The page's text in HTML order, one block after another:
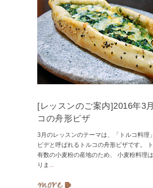
[レッスンのご案内]2016年3
コの舟形ピザ
3月のレッスンのテーマは、「トルコ料理
ピデと呼ばれるトルコの舟形ピザです。
有数の小麦粉の産地のため、 小麦粉料理
りま ...